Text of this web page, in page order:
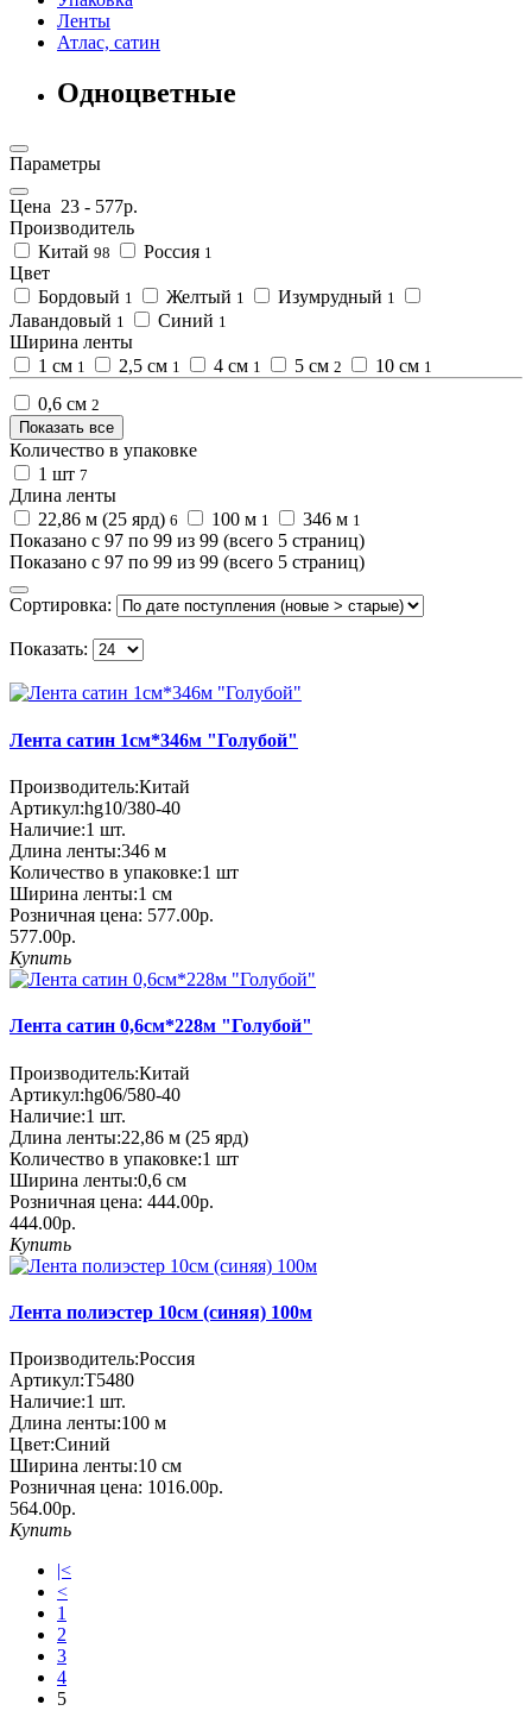
Ленты
Атлас, сатин
Одноцветные
Параметры
Цена 23 - 577р.
Производитель
Китай 98 Россия 1
Цвет
Бордовый 1 Желтый 1 Изумрудный 1
Лавандовый 1 Синий 1
Ширина ленты
1 см 1 2,5 см 1 4 см 1 5 см 2 10 см 1
0,6 см 2
Показать все
Количество в упаковке
1 шт 7
Длина ленты
22,86 м (25 ярд) 6 100 м 1 346 м 1
Показано с 97 по 99 из 99 (всего 5 страниц)
Показано с 97 по 99 из 99 (всего 5 страниц)
Сортировка:
Показать:
Лента сатин 1см*346м "Голубой"
Производитель:Китай
Артикул:hg10/380-40
Наличие:1 шт.
Длина ленты:346 м
Количество в упаковке:1 шт
Ширина ленты:1 см
Розничная цена: 577.00р.
577.00р.
Купить
Лента сатин 0,6см*228м "Голубой"
Производитель:Китай
Артикул:hg06/580-40
Наличие:1 шт.
Длина ленты:22,86 м (25 ярд)
Количество в упаковке:1 шт
Ширина ленты:0,6 см
Розничная цена: 444.00р.
444.00р.
Купить
Лента полиэстер 10см (синяя) 100м
Производитель:Россия
Артикул:Т5480
Наличие:1 шт.
Длина ленты:100 м
Цвет:Синий
Ширина ленты:10 см
Розничная цена: 1016.00р.
564.00р.
Купить
|<
<
1
2
3
4
5